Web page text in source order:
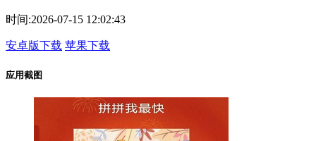
时间:2026-07-15 12:02:43
安卓版下载 苹果下载
应用截图